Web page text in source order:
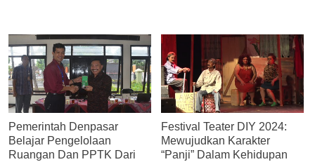
Pemerintah Denpasar
Belajar Pengelolaan
Ruangan Dan PPTK Dari
Festival Teater DIY 2024:
Mewujudkan Karakter
“Panji” Dalam Kehidupan